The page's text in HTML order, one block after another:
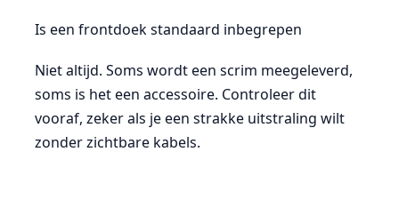
Is een frontdoek standaard inbegrepen
Niet altijd. Soms wordt een scrim meegeleverd,
soms is het een accessoire. Controleer dit
vooraf, zeker als je een strakke uitstraling wilt
zonder zichtbare kabels.